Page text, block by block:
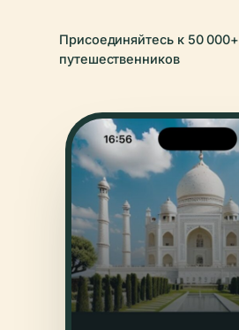
Присоединяйтесь к 50 000+
путешественников